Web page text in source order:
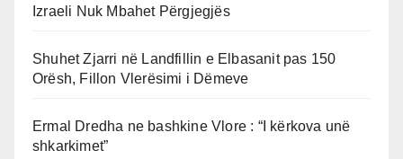
Izraeli Nuk Mbahet Përgjegjës
Shuhet Zjarri në Landfillin e Elbasanit pas 150
Orësh, Fillon Vlerësimi i Dëmeve
Ermal Dredha ne bashkine Vlore : “I kërkova unë
shkarkimet”